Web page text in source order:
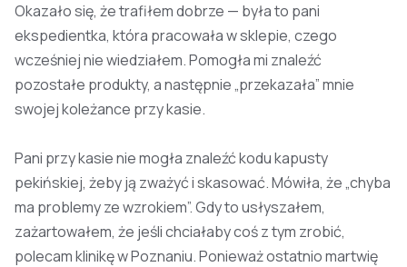
Okazało się, że trafiłem dobrze — była to pani
ekspedientka, która pracowała w sklepie, czego
wcześniej nie wiedziałem. Pomogła mi znaleźć
pozostałe produkty, a następnie „przekazała” mnie
swojej koleżance przy kasie.
Pani przy kasie nie mogła znaleźć kodu kapusty
pekińskiej, żeby ją zważyć i skasować. Mówiła, że „chyba
ma problemy ze wzrokiem”. Gdy to usłyszałem,
zażartowałem, że jeśli chciałaby coś z tym zrobić,
polecam klinikę w Poznaniu. Ponieważ ostatnio martwię